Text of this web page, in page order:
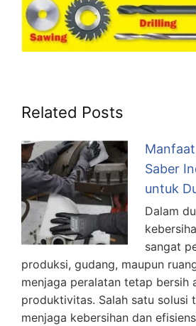
Related Posts
Saber
untuk
Dalam
sangat
produksi, gudang, maupun
menjaga peralatan tetap bersih
produktivitas. Salah satu solusi
menjaga kebersihan dan